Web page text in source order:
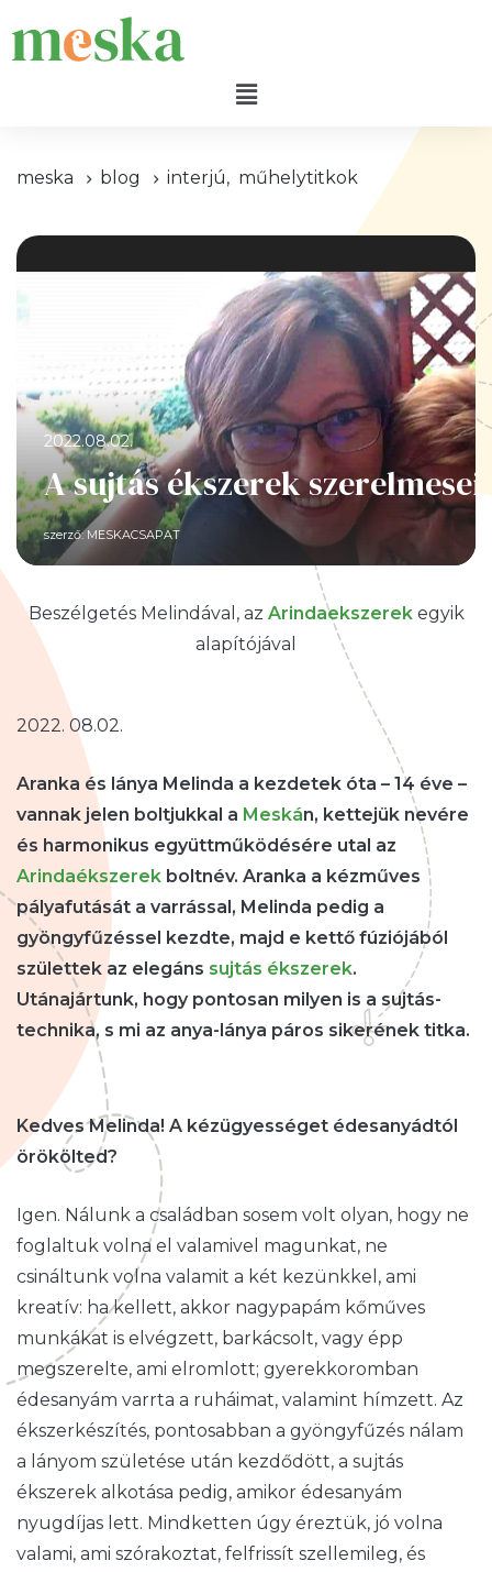
meska blog interjú, műhelytitkok
2022.08.02.
A sujtás ékszerek szerelmesei
szerző: MESKACSAPAT
Beszélgetés Melindával, az Arindaekszerek egyik
alapítójával
2022. 08.02.
Aranka és lánya Melinda a kezdetek óta – 14 éve –
vannak jelen boltjukkal a Meskán, kettejük nevére
és harmonikus együttműködésére utal az
Arindaékszerek boltnév. Aranka a kézműves
pályafutását a varrással, Melinda pedig a
gyöngyfűzéssel kezdte, majd e kettő fúziójából
születtek az elegáns sujtás ékszerek.
Utánajártunk, hogy pontosan milyen is a sujtás-
technika, s mi az anya-lánya páros sikerének titka.
Kedves Melinda! A kézügyességet édesanyádtól
örökölted?
Igen. Nálunk a családban sosem volt olyan, hogy ne
foglaltuk volna el valamivel magunkat, ne
csináltunk volna valamit a két kezünkkel, ami
kreatív: ha kellett, akkor nagypapám kőműves
munkákat is elvégzett, barkácsolt, vagy épp
megszerelte, ami elromlott; gyerekkoromban
édesanyám varrta a ruháimat, valamint hímzett. Az
ékszerkészítés, pontosabban a gyöngyfűzés nálam
a lányom születése után kezdődött, a sujtás
ékszerek alkotása pedig, amikor édesanyám
nyugdíjas lett. Mindketten úgy éreztük, jó volna
valami, ami szórakoztat, felfrissít szellemileg, és